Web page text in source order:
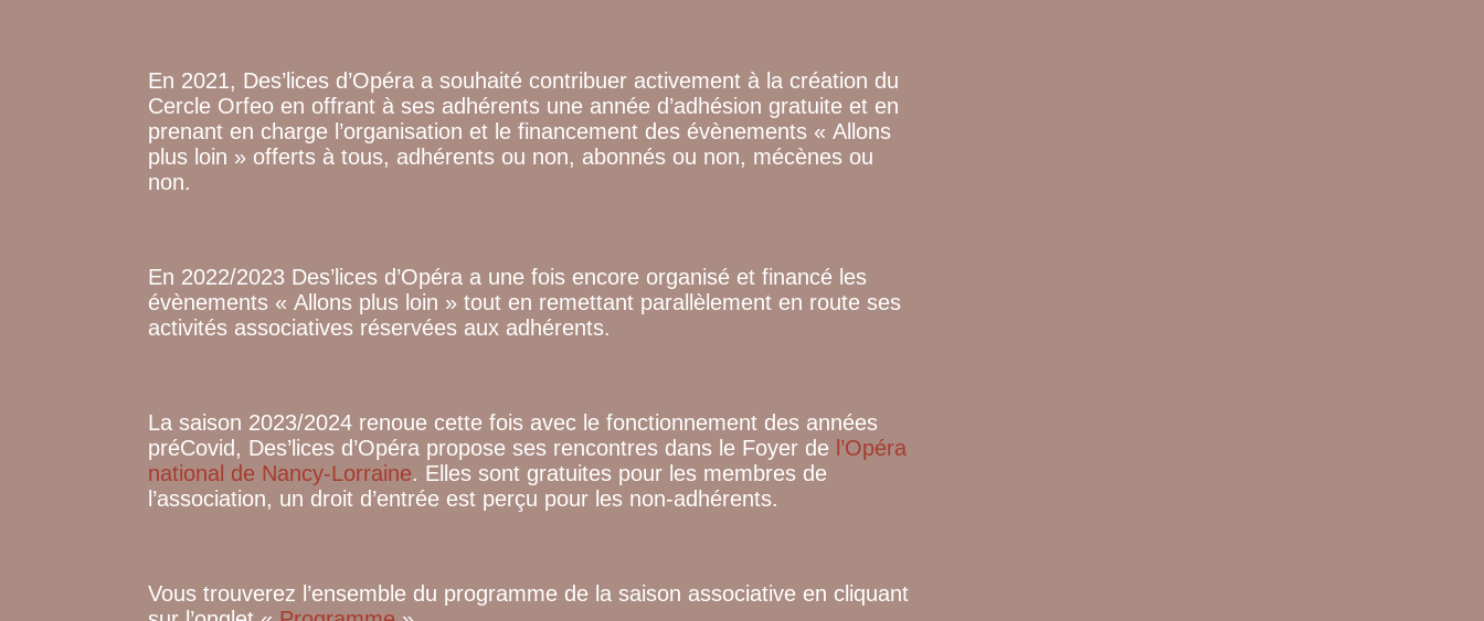
En 2021, Des’lices d’Opéra a souhaité contribuer activement à la création du
Cercle Orfeo en offrant à ses adhérents une année d’adhésion gratuite et en
prenant en charge l’organisation et le financement des évènements « Allons
plus loin » offerts à tous, adhérents ou non, abonnés ou non, mécènes ou
non.
En 2022/2023 Des’lices d’Opéra a une fois encore organisé et financé les
évènements « Allons plus loin » tout en remettant parallèlement en route ses
activités associatives réservées aux adhérents.
La saison 2023/2024 renoue cette fois avec le fonctionnement des années
préCovid, Des’lices d’Opéra propose ses rencontres dans le Foyer de l’Opéra
national de Nancy-Lorraine. Elles sont gratuites pour les membres de
l’association, un droit d’entrée est perçu pour les non-adhérents.
Vous trouverez l’ensemble du programme de la saison associative en cliquant